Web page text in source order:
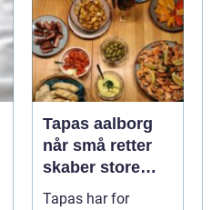
Tapas aalborg
når små retter
skaber store
oplevelser
Tapas har for